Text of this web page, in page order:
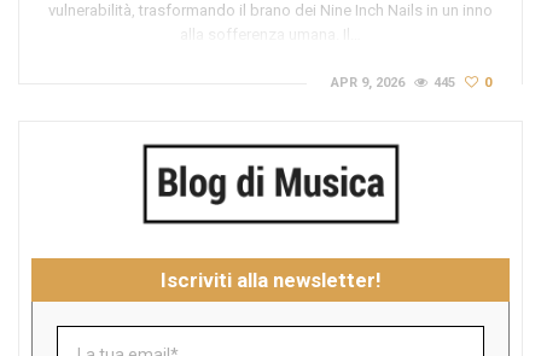
vulnerabilità, trasformando il brano dei Nine Inch Nails in un inno
alla sofferenza umana. Il…
APR 9, 2026 445 0
Iscriviti alla newsletter!